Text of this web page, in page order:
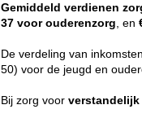
Gemiddeld verdienen
37 voor ouderenzorg , en
De verdeling van
50) voor de jeugd en
Bij zorg voorverstandelijk